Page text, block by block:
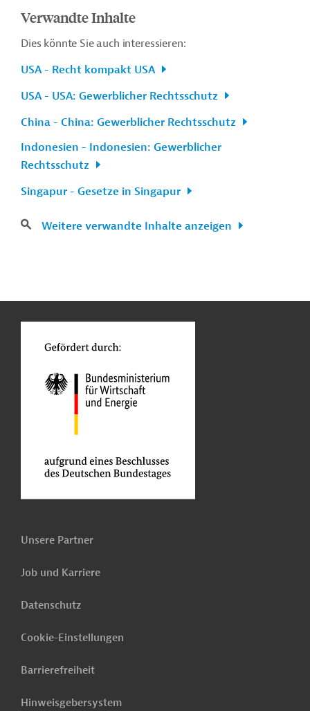
Verwandte Inhalte
Dies könnte Sie auch interessieren:
USA - Recht kompakt USA
USA - USA: Gewerblicher Rechtsschutz
China - China: Gewerblicher Rechtsschutz
Indonesien - Indonesien: Gewerblicher
Rechtsschutz
Singapur - Gesetze in Singapur
Weitere verwandte Inhalte anzeigen
Unsere Partner
Job und Karriere
Datenschutz
Cookie-Einstellungen
Barrierefreiheit
Hinweisgebersystem